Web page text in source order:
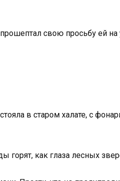
свою просьбу ей на
в старом халате, с
горят, как глаза лесных